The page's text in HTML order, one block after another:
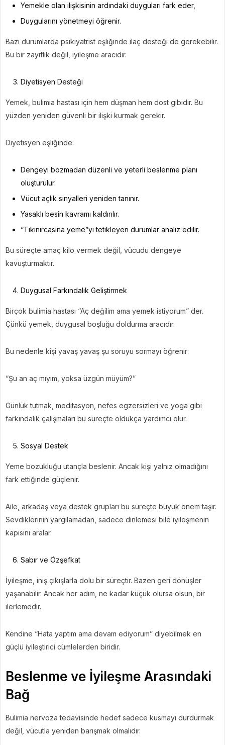
Yemekle olan ilişkisinin ardındaki duyguları fark eder,
Duygularını yönetmeyi öğrenir.
Bazı durumlarda psikiyatrist eşliğinde ilaç desteği de gerekebilir.
Bu bir zayıflık değil, iyileşme aracıdır.
Diyetisyen Desteği
Yemek, bulimia hastası için hem düşman hem dost gibidir. Bu
yüzden yeniden güvenli bir ilişki kurmak gerekir.
Diyetisyen eşliğinde:
Dengeyi bozmadan düzenli ve yeterli beslenme planı
oluşturulur.
Vücut açlık sinyalleri yeniden tanınır.
Yasaklı besin kavramı kaldırılır.
“Tıkınırcasına yeme”yi tetikleyen durumlar analiz edilir.
Bu süreçte amaç kilo vermek değil, vücudu dengeye
kavuşturmaktır.
Duygusal Farkındalık Geliştirmek
Birçok bulimia hastası “Aç değilim ama yemek istiyorum” der.
Çünkü yemek, duygusal boşluğu doldurma aracıdır.
Bu nedenle kişi yavaş yavaş şu soruyu sormayı öğrenir:
“Şu an aç mıyım, yoksa üzgün müyüm?”
Günlük tutmak, meditasyon, nefes egzersizleri ve yoga gibi
farkındalık çalışmaları bu süreçte oldukça yardımcı olur.
Sosyal Destek
Yeme bozukluğu utançla beslenir. Ancak kişi yalnız olmadığını
fark ettiğinde güçlenir.
Aile, arkadaş veya destek grupları bu süreçte büyük önem taşır.
Sevdiklerinin yargılamadan, sadece dinlemesi bile iyileşmenin
kapısını aralar.
Sabır ve Özşefkat
İyileşme, iniş çıkışlarla dolu bir süreçtir. Bazen geri dönüşler
yaşanabilir. Ancak her adım, ne kadar küçük olursa olsun, bir
ilerlemedir.
Kendine “Hata yaptım ama devam ediyorum” diyebilmek en
güçlü iyileştirici cümlelerden biridir.
Beslenme ve İyileşme Arasındaki
Bağ
Bulimia nervoza tedavisinde hedef sadece kusmayı durdurmak
değil, vücutla yeniden barışmak olmalıdır.